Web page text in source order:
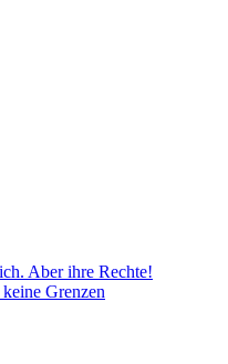
Aber ihre Rechte!
Grenzen